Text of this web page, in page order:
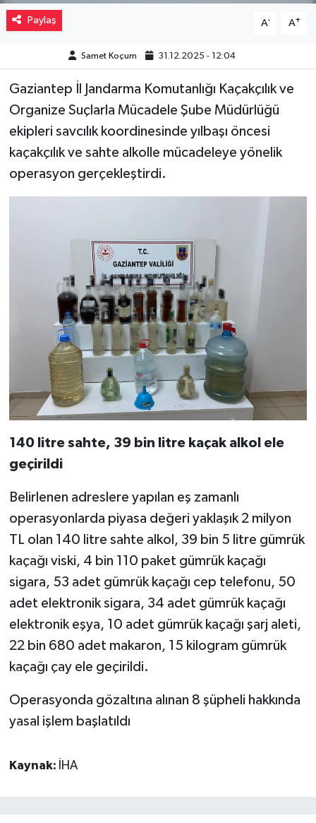
Paylaş A- A+
Samet Koçum 31.12.2025 - 12:04
Gaziantep İl Jandarma Komutanlığı Kaçakçılık ve
Organize Suçlarla Mücadele Şube Müdürlüğü
ekipleri savcılık koordinesinde yılbaşı öncesi
kaçakçılık ve sahte alkolle mücadeleye yönelik
operasyon gerçekleştirdi.
140 litre sahte, 39 bin litre kaçak alkol ele
geçirildi
Belirlenen adreslere yapılan eş zamanlı
operasyonlarda piyasa değeri yaklaşık 2 milyon
TL olan 140 litre sahte alkol, 39 bin 5 litre gümrük
kaçağı viski, 4 bin 110 paket gümrük kaçağı
sigara, 53 adet gümrük kaçağı cep telefonu, 50
adet elektronik sigara, 34 adet gümrük kaçağı
elektronik eşya, 10 adet gümrük kaçağı şarj aleti,
22 bin 680 adet makaron, 15 kilogram gümrük
kaçağı çay ele geçirildi.
Operasyonda gözaltına alınan 8 şüpheli hakkında
yasal işlem başlatıldı
Kaynak: İHA
Sağlık
Siyaset
Spor
Teknoloji
Yeme-İçme
Yemek